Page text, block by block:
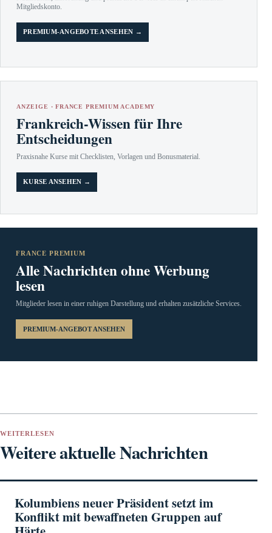
Mitgliedskonto.
PREMIUM-ANGEBOTE ANSEHEN →
ANZEIGE · FRANCE PREMIUM ACADEMY
Frankreich-Wissen für Ihre
Entscheidungen
Praxisnahe Kurse mit Checklisten, Vorlagen und Bonusmaterial.
KURSE ANSEHEN →
FRANCE PREMIUM
Alle Nachrichten ohne Werbung
lesen
Mitglieder lesen in einer ruhigen Darstellung und erhalten zusätzliche Services.
PREMIUM-ANGEBOT ANSEHEN
WEITERLESEN
Weitere aktuelle Nachrichten
Kolumbiens neuer Präsident setzt im
Konflikt mit bewaffneten Gruppen auf